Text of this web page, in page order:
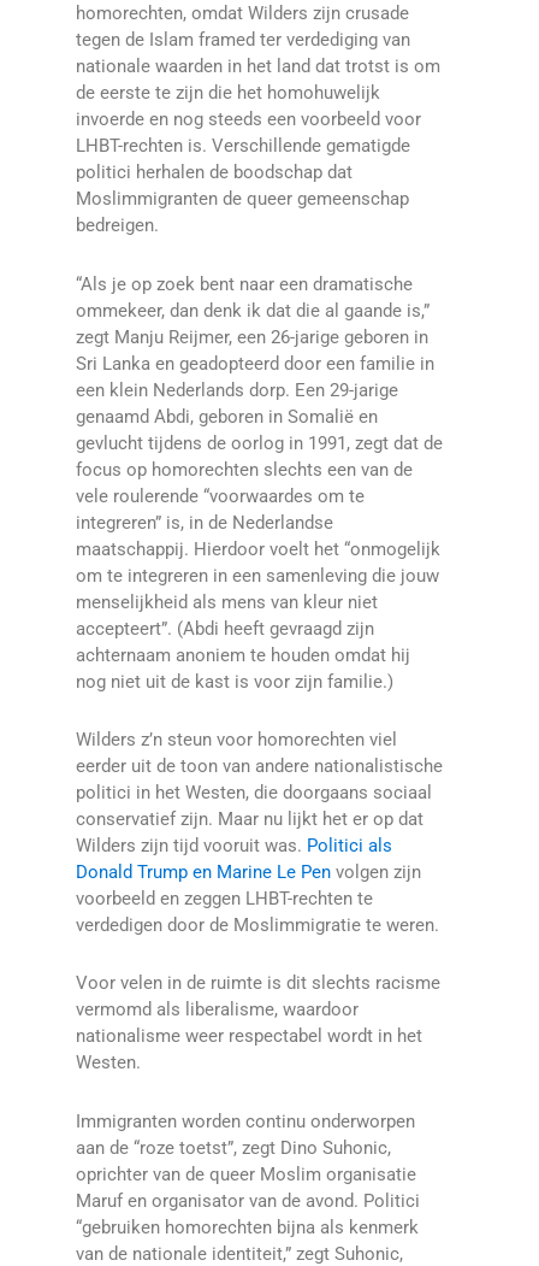
homorechten, omdat Wilders zijn crusade
tegen de Islam framed ter verdediging van
nationale waarden in het land dat trotst is om
de eerste te zijn die het homohuwelijk
invoerde en nog steeds een voorbeeld voor
LHBT-rechten is. Verschillende gematigde
politici herhalen de boodschap dat
Moslimmigranten de queer gemeenschap
bedreigen.
“Als je op zoek bent naar een dramatische
ommekeer, dan denk ik dat die al gaande is,”
zegt Manju Reijmer, een 26-jarige geboren in
Sri Lanka en geadopteerd door een familie in
een klein Nederlands dorp. Een 29-jarige
genaamd Abdi, geboren in Somalië en
gevlucht tijdens de oorlog in 1991, zegt dat de
focus op homorechten slechts een van de
vele roulerende “voorwaardes om te
integreren” is, in de Nederlandse
maatschappij. Hierdoor voelt het “onmogelijk
om te integreren in een samenleving die jouw
menselijkheid als mens van kleur niet
accepteert”. (Abdi heeft gevraagd zijn
achternaam anoniem te houden omdat hij
nog niet uit de kast is voor zijn familie.)
Wilders z’n steun voor homorechten viel
eerder uit de toon van andere nationalistische
politici in het Westen, die doorgaans sociaal
conservatief zijn. Maar nu lijkt het er op dat
Wilders zijn tijd vooruit was. Politici als
Donald Trump en Marine Le Penvolgen zijn
voorbeeld en zeggen LHBT-rechten te
verdedigen door de Moslimmigratie te weren.
Voor velen in de ruimte is dit slechts racisme
vermomd als liberalisme, waardoor
nationalisme weer respectabel wordt in het
Westen.
Immigranten worden continu onderworpen
aan de “roze toetst”, zegt Dino Suhonic,
oprichter van de queer Moslim organisatie
Maruf en organisator van de avond. Politici
“gebruiken homorechten bijna als kenmerk
van de nationale identiteit,” zegt Suhonic,